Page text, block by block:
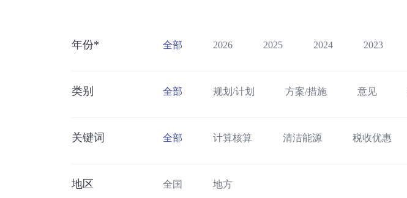
年份* 全部 2026 2025 2024 2023
类别 全部 规划/计划 方案/措施 意见
关键词 全部 计算核算 清洁能源 税收优惠
数字智慧交通
地区 全国 地方